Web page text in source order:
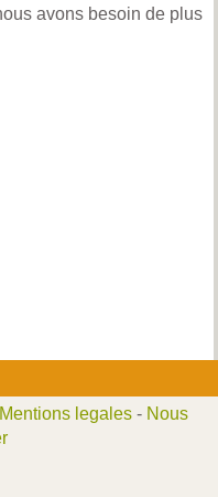
avons besoin de plus
Mentions legales- Nous